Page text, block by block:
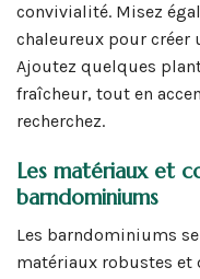
convivialité. Misez
chaleureux pour créer
Ajoutez quelques
fraîcheur, tout en
recherchez.
Les matériaux et
barndominiums
Les barndominiums
matériaux robustes et